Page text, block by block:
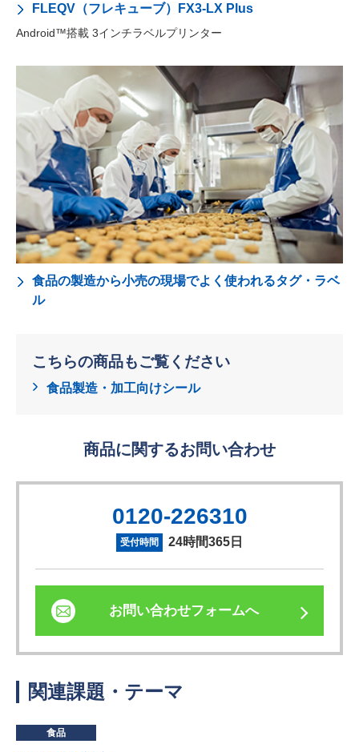
FLEQV（フレキューブ）FX3-LX Plus
Android™搭載 3インチラベルプリンター
食品の製造から小売の現場でよく使われるタグ・ラベ
ル
こちらの商品もご覧ください
食品製造・加工向けシール
商品に関するお問い合わせ
0120-226310
受付時間 24時間365日
お問い合わせフォームへ
関連課題・テーマ
食品